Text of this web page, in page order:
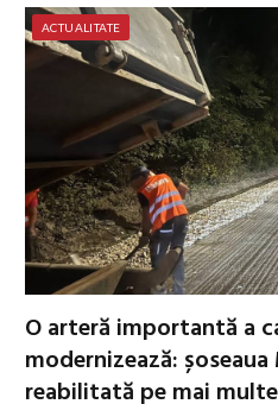
ACTUALITATE
O arteră importantă a
modernizează:
reabilitată pe mai